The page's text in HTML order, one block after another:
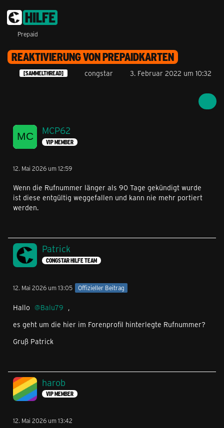
Prepaid
REAKTIVIERUNG VON PREPAIDKARTEN
[SAMMELTHREAD] congstar 3. Februar 2022 um 10:32
MCP62
VIP MEMBER
12. Mai 2026 um 12:59
Wenn die Rufnummer länger als 90 Tage gekündigt wurde
ist diese entgültig weggefallen und kann nie mehr portiert
werden.
Patrick
CONGSTAR HILFE TEAM
12. Mai 2026 um 13:05 Offizieller Beitrag
Hallo Balu79 ,
es geht um die hier im Forenprofil hinterlegte Rufnummer?
Gruß Patrick
harob
VIP MEMBER
12. Mai 2026 um 13:42